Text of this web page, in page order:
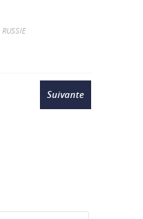
RUSSIE
Suivante